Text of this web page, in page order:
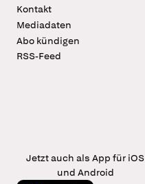
Kontakt
Mediadaten
Abo kündigen
RSS-Feed
Jetzt auch als App für iOS
und Android